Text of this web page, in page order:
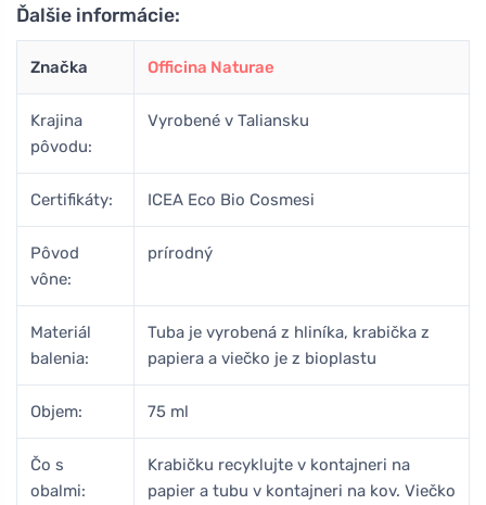
Ďalšie informácie:
Značka Officina Naturae
Krajina
pôvodu:
Vyrobené v Taliansku
Certifikáty: ICEA Eco Bio Cosmesi
Pôvod
vône:
prírodný
Materiál
balenia:
Tuba je vyrobená z hliníka, krabička z
papiera a viečko je z bioplastu
Objem: 75 ml
Čo s
obalmi:
Krabičku recyklujte v kontajneri na
papier a tubu v kontajneri na kov. Viečko